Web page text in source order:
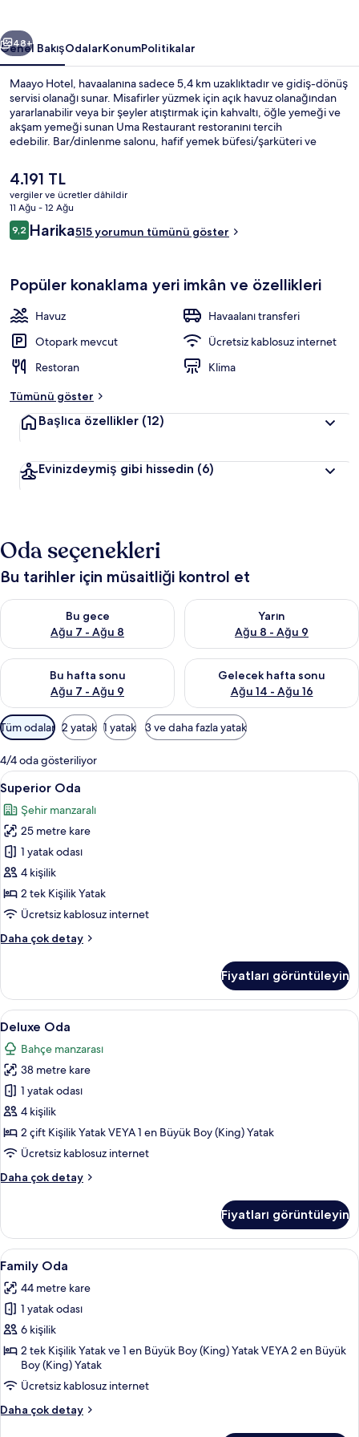
Sonraki
48+
Genel BakışOdalarKonumPolitikalar
Maayo Hotel, havaalanına sadece 5,4 km uzaklıktadır ve gidiş-dönüş
servisi olanağı sunar. Misafirler yüzmek için açık havuz olanağından
yararlanabilir veya bir şeyler atıştırmak için kahvaltı, öğle yemeği ve
akşam yemeği sunan Uma Restaurant restoranını tercih
edebilir. Bar/dinlenme salonu, hafif yemek büfesi/şarküteri ve
ve konaklama yerinin genel durumu misafirlerden iyi puan alıyor.
Şu
anki
fiyat
4.191 TL
4.191 TL
vergiler ve ücretler dâhildir
11 Ağu - 12 Ağu
Yorumlar
9,29,2/10
Harika515 yorumun tümünü göster
Popüler konaklama yeri imkân ve özellikleri
Havuz
Havaalanı transferi
Otopark mevcut
Ücretsiz kablosuz internet
Restoran
Klima
Tümünü göster
Başlıca özellikler (12)
Evinizdeymiş gibi hissedin (6)
Oda seçenekleri
Bu tarihler için müsaitliği kontrol et
Bu gece
Ağu 7 - Ağu 8
Bu gece için müsaitliği kontrol et Ağu 7 - Ağu 8
Yarın
Ağu 8 - Ağu 9
Yarın için müsaitliği kontrol
Bu hafta sonu
Ağu 7 - Ağu 9
Bu hafta sonu için müsaitliği kontrol et Ağu 7 - Ağu 9
Gelecek hafta sonu
Ağu 14 - Ağu 16
Önümüzdeki hafta sonu için
Odalar
için
mevcut
filtreler
Tüm odalar 2 yatak 1 yatak 3 ve daha fazla yatak
4/4 oda gösteriliyor
Superior
Oda
için
tüm
fotoğrafları
görün
Superior Oda | Kaliteli yatak takımı,
8
Superior Oda
Şehir manzaralı
25 metre kare
1 yatak odası
4 kişilik
2 tek Kişilik Yatak
Ücretsiz kablosuz internet
Daha çok detay
Superior
fazla
detay
Fiyatları görüntüleyin
Deluxe
Oda
için
tüm
fotoğrafları
görün
Deluxe Oda | Kaliteli yatak takımı,
13
Deluxe Oda
Bahçe manzarası
38 metre kare
1 yatak odası
4 kişilik
2 çift Kişilik Yatak VEYA 1 en Büyük Boy (King) Yatak
Ücretsiz kablosuz internet
Daha çok detay
Deluxe
fazla
detay
Fiyatları görüntüleyin
Family
Oda
için
tüm
fotoğrafları
görün
Family Oda | Kaliteli yatak takımı,
8
Family Oda
44 metre kare
1 yatak odası
6 kişilik
2 tek Kişilik Yatak ve 1 en Büyük Boy (King) Yatak VEYA 2 en Büyük
Boy (King) Yatak
Ücretsiz kablosuz internet
Daha çok detay
Family